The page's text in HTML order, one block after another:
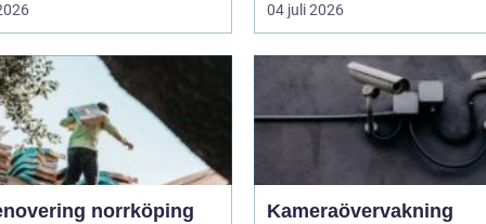
04 juli 2026
norrköping
Kameraövervakning